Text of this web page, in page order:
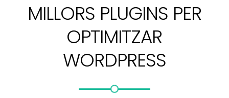
MILLORS PLUGINS PER
OPTIMITZAR
WORDPRESS